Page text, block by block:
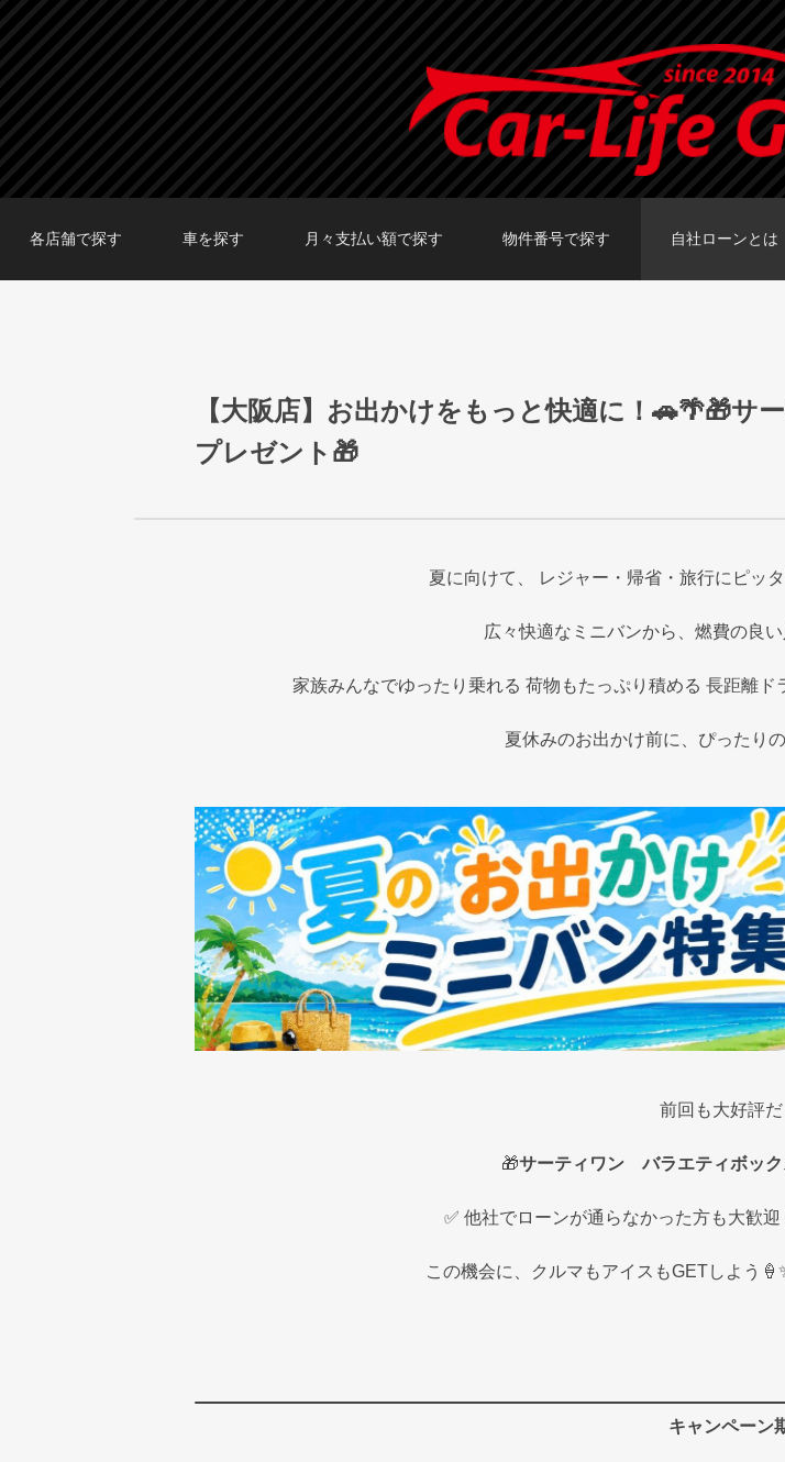
各店舗で探す 車を探す 月々支払い額で探す 物件番号で探す 自社ローンとは
【大阪店】お出かけをもっと快適に！🚗🌴🎁
プレゼント🎁
夏に向けて、 レジャー・帰省・旅行にピッ
広々快適なミニバンから、燃費の良
家族みんなでゆったり乗れる 荷物もたっぷり積める 長距離
夏休みのお出かけ前に、ぴったり
前回も大好評だ
🎁サーティワン バラエティボック
✅ 他社でローンが通らなかった方も大歓迎
この機会に、クルマもアイスもGETしよう
キャンペーン